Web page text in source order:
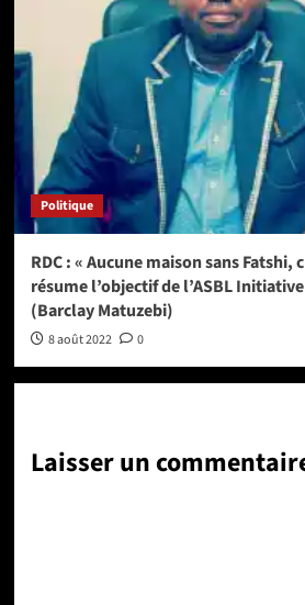
Politique
RDC : « Aucune maison sans Fatshi,
résume l’objectif de l’ASBL
(Barclay Matuzebi)
8 août 2022 0
Laisser un